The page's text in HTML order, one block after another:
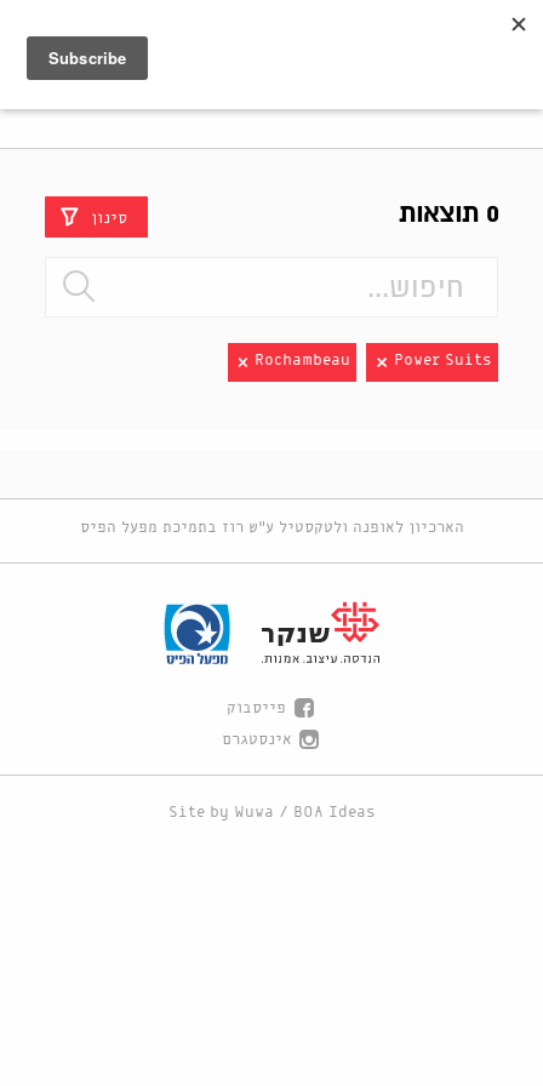
0 תוצאות סינון
Power Suits
Rochambeau
הארכיון לאופנה ולטקסטיל ע"ש רוז בתמיכת מפעל הפיס
פייסבוק
אינסטגרם
Site by Wuwa / BOA Ideas